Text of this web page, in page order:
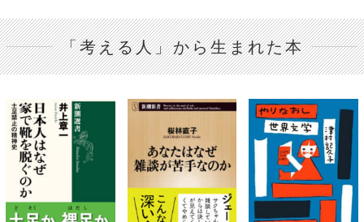
「考える人」から生まれた本